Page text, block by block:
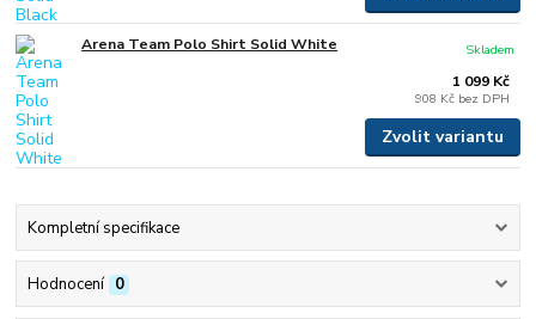
Arena Team Polo Shirt Solid White
1 099 Kč
908 Kč bez DPH
Skladem
Zvolit variantu
Kompletní specifikace
Hodnocení 0